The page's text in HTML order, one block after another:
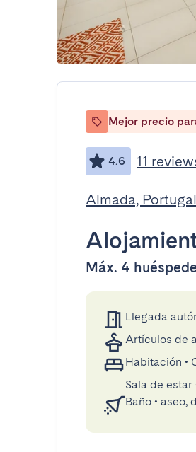
Mejor precio
4.6 11
Almada, Portugal
Máx. 4
Llegada
Artículos de
Habitación •
Sala de estar
Baño • aseo,